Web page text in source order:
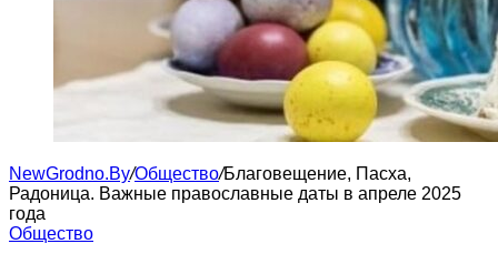
NewGrodno.By/Общество/Благовещение, Пасха,
Радоница. Важные православные даты в апреле 2025
года
Общество